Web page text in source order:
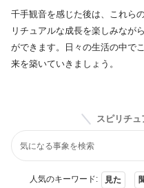
千手観音を感じた後は、これら
リチュアルな成長を楽しみなが
ができます。日々の生活の中で
来を築いていきましょう。
スピリチ
人気のキーワード: 見た